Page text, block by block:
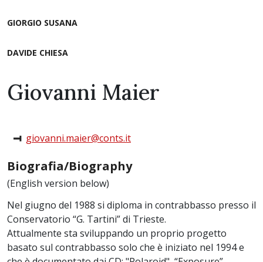
GIORGIO SUSANA
DAVIDE CHIESA
Giovanni Maier
giovanni.maier@conts.it
Biografia/Biography
(English version below)
Nel giugno del 1988 si diploma in contrabbasso presso il
Conservatorio “G. Tartini” di Trieste.
Attualmente sta sviluppando un proprio progetto
basato sul contrabbasso solo che è iniziato nel 1994 e